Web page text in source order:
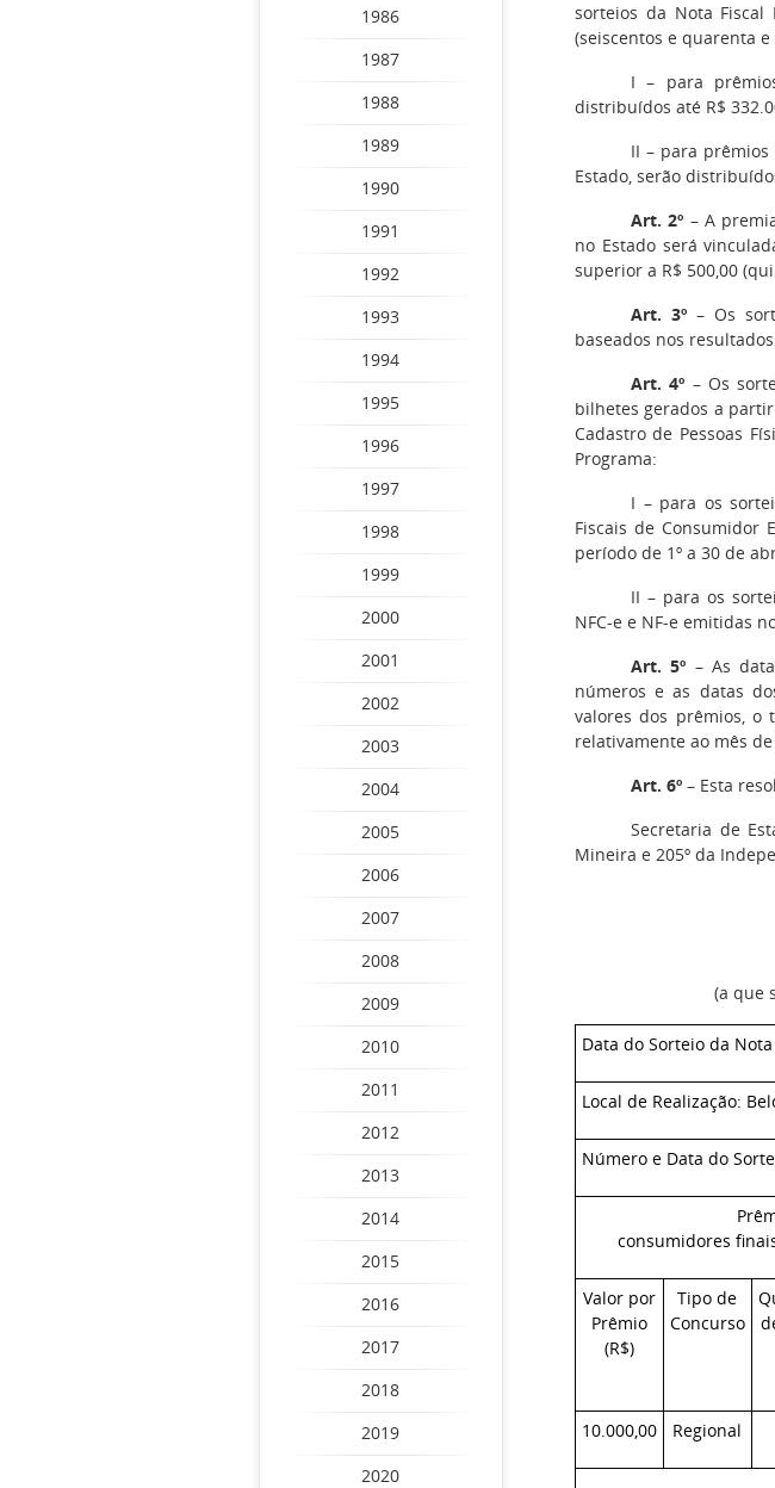
1986
1987
1988
1989
1990
1991
1992
1993
1994
1995
1996
1997
1998
1999
2000
2001
2002
2003
2004
2005
2006
2007
2008
2009
2010
2011
2012
2013
2014
2015
2016
2017
2018
2019
2020
sorteios da Nota
(seiscentos e quarenta
I – para
distribuídos até R$
II – para
Estado, serão
Art. 2º – A
no Estado será
superior a R$ 500,00
Art. 3º – Os
baseados nos
Art. 4º – Os
bilhetes gerados a
Cadastro de Pessoas
Programa:
I – para os
Fiscais de Consumidor
período de 1º a 30 de
II – para os
NFC-e e NF-e emitidas
Art. 5º – As
números e as datas
valores dos prêmios, o
relativamente ao mês
Art. 6º – Esta
Secretaria de
Mineira e 205º da
(a que
Data do Sorteio da
Local de Realização:
Número e Data do
consumidores
Valor por
Prêmio
(R$)
Tipo de
Concurso
10.000,00 Regional